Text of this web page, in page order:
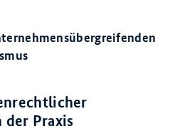
Praxis